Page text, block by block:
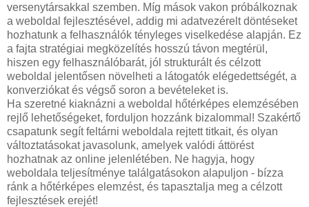
versenytársakkal szemben. Míg mások vakon próbálkoznak
a weboldal fejlesztésével, addig mi adatvezérelt döntéseket
hozhatunk a felhasználók tényleges viselkedése alapján. Ez
a fajta stratégiai megközelítés hosszú távon megtérül,
hiszen egy felhasználóbarát, jól strukturált és célzott
weboldal jelentősen növelheti a látogatók elégedettségét, a
konverziókat és végső soron a bevételeket is.
Ha szeretné kiaknázni a weboldal hőtérképes elemzésében
rejlő lehetőségeket, forduljon hozzánk bizalommal! Szakértő
csapatunk segít feltárni weboldala rejtett titkait, és olyan
változtatásokat javasolunk, amelyek valódi áttörést
hozhatnak az online jelenlétében. Ne hagyja, hogy
weboldala teljesítménye találgatásokon alapuljon - bízza
ránk a hőtérképes elemzést, és tapasztalja meg a célzott
fejlesztések erejét!